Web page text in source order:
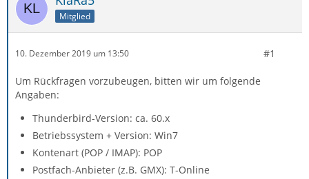
Mitglied
10. Dezember 2019 um 13:50 #1
Um Rückfragen vorzubeugen, bitten wir um folgende
Angaben:
Thunderbird-Version: ca. 60.x
Betriebssystem + Version: Win7
Kontenart (POP / IMAP): POP
Postfach-Anbieter (z.B. GMX): T-Online